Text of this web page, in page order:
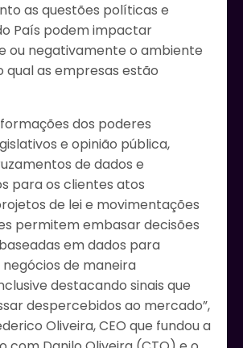
as questões políticas e
País podem impactar
ou negativamente o ambiente
qual as empresas estão
dos poderes
e opinião pública,
de dados e
para os clientes atos
de lei e movimentações
permitem embasar decisões
em dados para
negócios de maneira
destacando sinais que
despercebidos ao mercado”,
Oliveira, CEO que fundou a